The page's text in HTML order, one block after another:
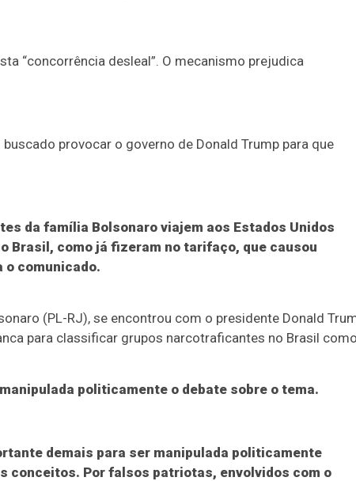
“concorrência desleal”. O mecanismo prejudica
provocar o governo de Donald Trump para que
da família Bolsonaro viajem aos Estados Unidos
Brasil, como já fizeram no tarifaço, que causou
o comunicado.
(PL-RJ), se encontrou com o presidente Donald
para classificar grupos narcotraficantes no Brasil
politicamente o debate sobre o tema.
demais para ser manipulada politicamente
conceitos. Por falsos patriotas, envolvidos com o